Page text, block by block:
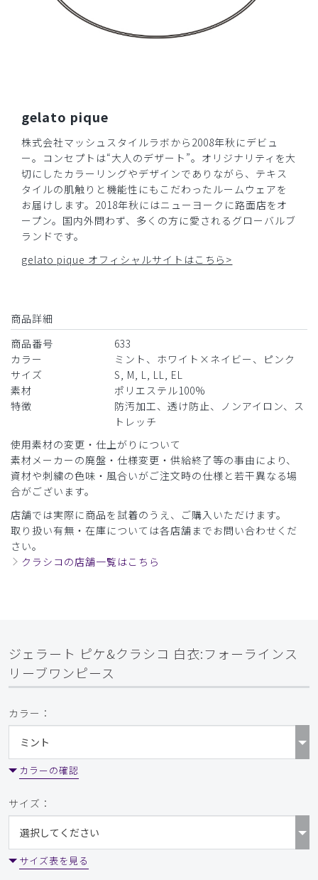
​1 ​2
gelato pique
株式会社マッシュスタイルラボから2008年秋にデビュ
ー。コンセプトは“大人のデザート”。オリジナリティを大
切にしたカラーリングやデザインでありながら、テキス
タイルの肌触りと機能性にもこだわったルームウェアを
お届けします。2018年秋にはニューヨークに路面店をオ
ープン。国内外問わず、多くの方に愛されるグローバルブ
ランドです。
gelato pique オフィシャルサイトはこちら>
商品詳細
商品番号
633
カラー
ミント、ホワイト×ネイビー、ピンク
サイズ
S, M, L, LL, EL
素材
ポリエステル100%
特徴
防汚加工、透け防止、ノンアイロン、ス
トレッチ
使用素材の変更・仕上がりについて
素材メーカーの廃盤・仕様変更・供給終了等の事由により、
資材や刺繍の色味・風合いがご注文時の仕様と若干異なる場
合がございます。
店舗では実際に商品を試着のうえ、ご購入いただけます。
取り扱い有無・在庫については各店舗までお問い合わせくだ
さい。
クラシコの店舗一覧はこちら
ジェラート ピケ&クラシコ 白衣:フォーラインス
リーブワンピース
カラー：
カラーの確認
サイズ：
サイズ表を見る